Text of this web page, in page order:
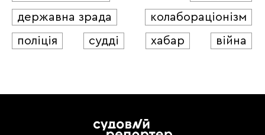
державна зрада
колабораціонізм
поліція
судді хабар війна